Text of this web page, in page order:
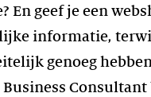
En geef je een
informatie,
genoeg
Business Consultant